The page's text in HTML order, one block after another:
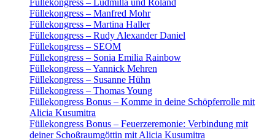
Füllekongress – Ludmilla und Roland
Füllekongress – Manfred Mohr
Füllekongress – Martina Haller
Füllekongress – Rudy Alexander Daniel
Füllekongress – SEOM
Füllekongress – Sonia Emilia Rainbow
Füllekongress – Yannick Mehren
Füllekongress – Susanne Hühn
Füllekongress – Thomas Young
Füllekongress Bonus – Komme in deine Schöpferrolle mit
Alicia Kusumitra
Füllekongress Bonus – Feuerzeremonie: Verbindung mit
deiner Schoßraumgöttin mit Alicia Kusumitra